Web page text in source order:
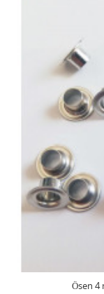
Ösen 4